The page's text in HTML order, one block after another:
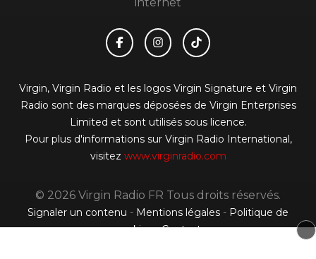
internet
Virgin, Virgin Radio et les logos Virgin Signature et Virgin
Radio sont des marques déposées de Virgin Enterprises
Limited et sont utilisés sous licence.
Pour plus d'informations sur Virgin Radio International,
visitez www.virginradio.com
© 2026 Virgin Radio FR Tous droits réservés.
Signaler un contenu - Mentions légales - Politique de
cookies-Contact